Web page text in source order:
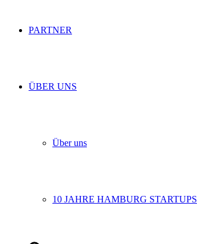
PARTNER
ÜBER UNS
Über uns
10 JAHRE HAMBURG STARTUPS